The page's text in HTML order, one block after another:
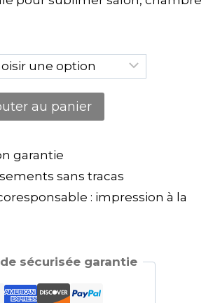
au panier
garantie
sans tracas
: impression à la
sécurisée garantie